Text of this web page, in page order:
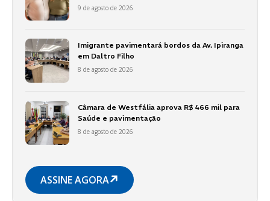
9 de agosto de 2026
Imigrante pavimentará bordos da Av. Ipiranga
em Daltro Filho
8 de agosto de 2026
Câmara de Westfália aprova R$ 466 mil para
Saúde e pavimentação
8 de agosto de 2026
ASSINE AGORA